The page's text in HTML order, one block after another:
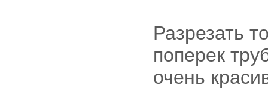
Разрезать
поперек
очень